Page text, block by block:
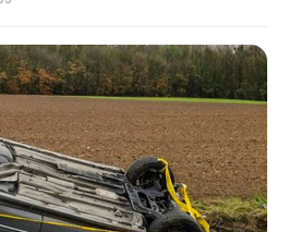
wp-
04/acidente-